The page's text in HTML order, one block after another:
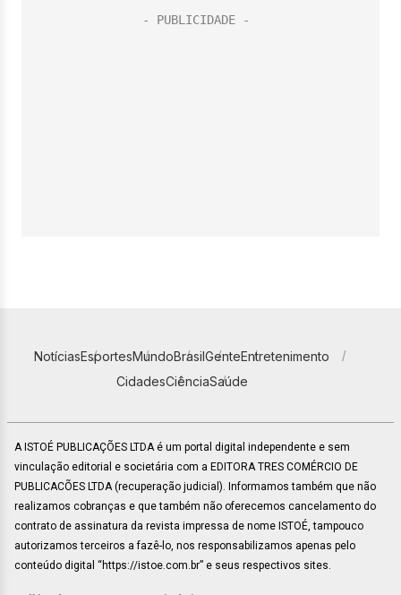
NotíciasEsportesMundoBrasilGenteEntretenimento
CidadesCiênciaSaúde
A ISTOÉ PUBLICAÇÕES LTDA é um portal digital independente e sem
vinculação editorial e societária com a EDITORA TRES COMÉRCIO DE
PUBLICACÕES LTDA (recuperação judicial). Informamos também que não
realizamos cobranças e que também não oferecemos cancelamento do
contrato de assinatura da revista impressa de nome ISTOÉ, tampouco
autorizamos terceiros a fazê-lo, nos responsabilizamos apenas pelo
conteúdo digital “https://istoe.com.br” e seus respectivos sites.